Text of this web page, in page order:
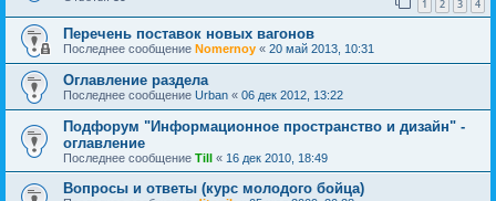
1 2 3 4
Перечень поставок новых вагонов
Последнее сообщение Nomernoy « 20 май 2013, 10:31
Оглавление раздела
Последнее сообщение Urban « 06 дек 2012, 13:22
Подфорум "Информационное пространство и дизайн" -
оглавление
Последнее сообщение Till « 16 дек 2010, 18:49
Вопросы и ответы (курс молодого бойца)